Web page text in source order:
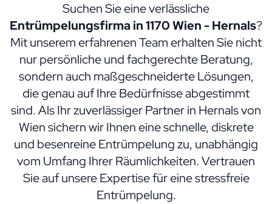
Suchen Sie eine verlässliche
Entrümpelungsfirma in 1170 Wien - Hernals?
Mit unserem erfahrenen Team erhalten Sie nicht
nur persönliche und fachgerechte Beratung,
sondern auch maßgeschneiderte Lösungen,
die genau auf Ihre Bedürfnisse abgestimmt
sind. Als Ihr zuverlässiger Partner in Hernals von
Wien sichern wir Ihnen eine schnelle, diskrete
und besenreine Entrümpelung zu, unabhängig
vom Umfang Ihrer Räumlichkeiten. Vertrauen
Sie auf unsere Expertise für eine stressfreie
Entrümpelung.